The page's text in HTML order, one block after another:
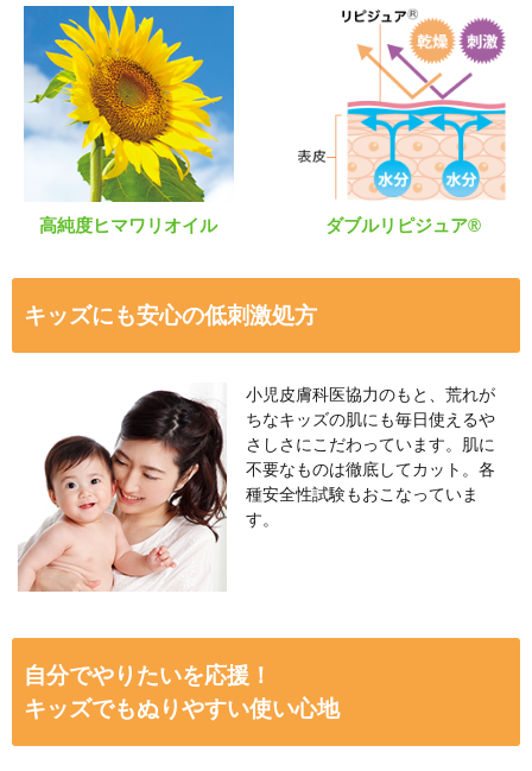
送料は、540円(税込)となります
4,320円(税込)以上のご購入で送